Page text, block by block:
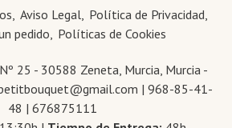
Aviso Legal Política de Privacidad
pedido Políticas de Cookies
25 - 30588 Zeneta, Murcia, Murcia -
| 968-85-41-
48 | 676875111